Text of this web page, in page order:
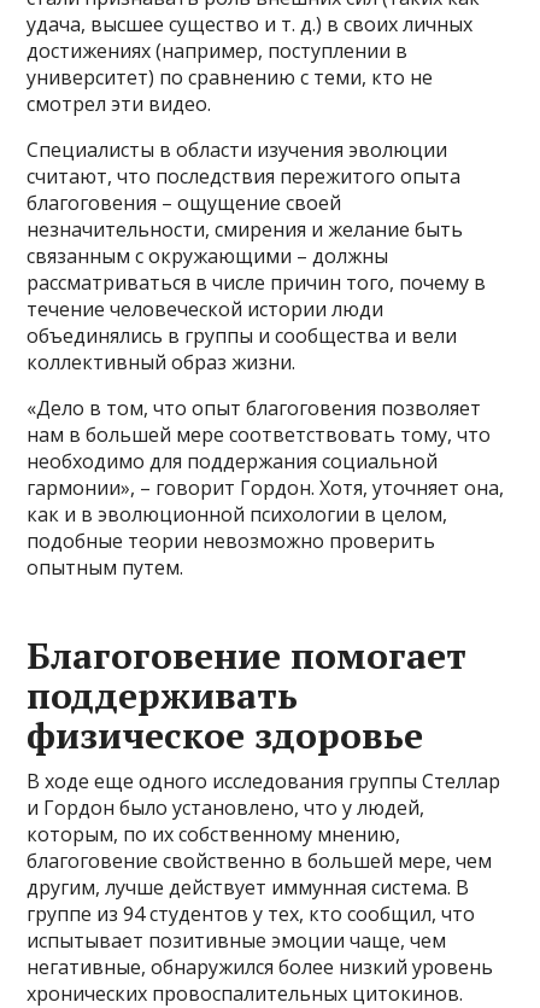
удача, высшее существо и т. д.) в своих личных
достижениях (например, поступлении в
университет) по сравнению с теми, кто не
смотрел эти видео.
Специалисты в области изучения эволюции
считают, что последствия пережитого опыта
благоговения – ощущение своей
незначительности, смирения и желание быть
связанным с окружающими – должны
рассматриваться в числе причин того, почему в
течение человеческой истории люди
объединялись в группы и сообщества и вели
коллективный образ жизни.
«Дело в том, что опыт благоговения позволяет
нам в большей мере соответствовать тому, что
необходимо для поддержания социальной
гармонии», – говорит Гордон. Хотя, уточняет она,
как и в эволюционной психологии в целом,
подобные теории невозможно проверить
опытным путем.
Благоговение помогает
поддерживать
физическое здоровье
В ходе еще одного исследования группы Стеллар
и Гордон было установлено, что у людей,
которым, по их собственному мнению,
благоговение свойственно в большей мере, чем
другим, лучше действует иммунная система. В
группе из 94 студентов у тех, кто сообщил, что
испытывает позитивные эмоции чаще, чем
негативные, обнаружился более низкий уровень
хронических провоспалительных цитокинов.